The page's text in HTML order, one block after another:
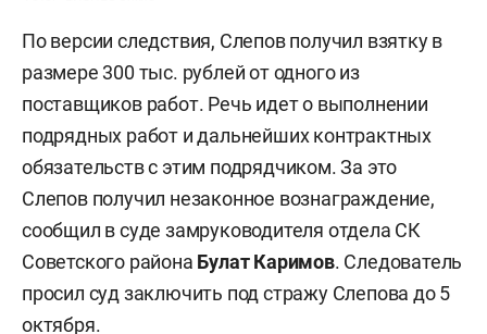
По версии следствия, Слепов получил взятку в
размере 300 тыс. рублей от одного из
поставщиков работ. Речь идет о выполнении
подрядных работ и дальнейших контрактных
обязательств с этим подрядчиком. За это
Слепов получил незаконное вознаграждение,
сообщил в суде замруководителя отдела СК
Советского района Булат Каримов. Следователь
просил суд заключить под стражу Слепова до 5
октября.